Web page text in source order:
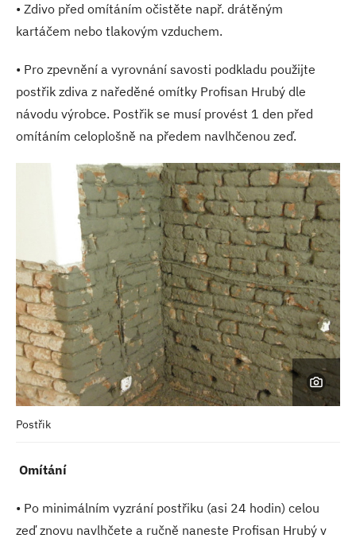
• Zdivo před omítáním očistěte např. drátěným
kartáčem nebo tlakovým vzduchem.
• Pro zpevnění a vyrovnání savosti podkladu použijte
postřik zdiva z naředěné omítky Profisan Hrubý dle
návodu výrobce. Postřik se musí provést 1 den před
omítáním celoplošně na předem navlhčenou zeď.
Postřik
Omítání
• Po minimálním vyzrání postřiku (asi 24 hodin) celou
zeď znovu navlhčete a ručně naneste Profisan Hrubý v